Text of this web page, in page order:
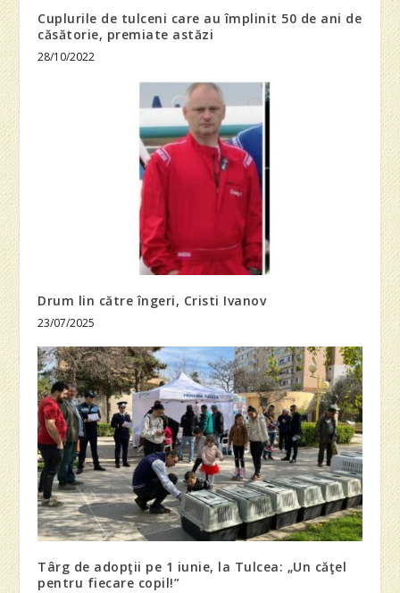
Cuplurile de tulceni care au împlinit 50 de ani de
căsătorie, premiate astăzi
28/10/2022
Drum lin către îngeri, Cristi Ivanov
23/07/2025
Târg de adopţii pe 1 iunie, la Tulcea: „Un căţel
pentru fiecare copil!”